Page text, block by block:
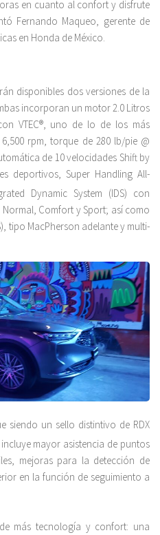
en cuanto al confort y disfrute
Fernando Maqueo, gerente de
en Honda de México.
disponibles dos versiones de la
incorporan un motor 2.0 Litros
VTEC®, uno de lo de los más
rpm, torque de 280 lb/pie @
de 10 velocidades Shift by
deportivos, Super Handling All-
Dynamic System (IDS) con
Comfort y Sport; así como
tipo MacPherson adelante y multi-
siendo un sello distintivo de RDX
mayor asistencia de puntos
mejoras para la detección de
en la función de seguimiento a
más tecnología y confort: una